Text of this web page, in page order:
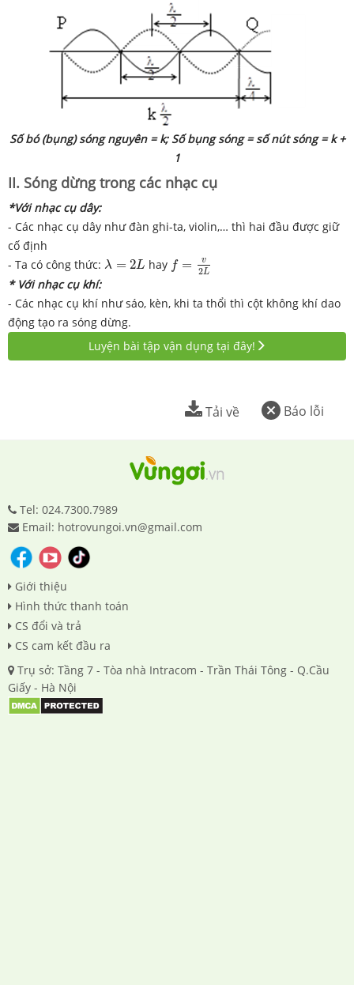
Số bó (bụng) sóng nguyên = k; Số bụng sóng = số nút sóng = k +
1
II. Sóng dừng trong các nhạc cụ
*Với nhạc cụ dây:
- Các nhạc cụ dây như đàn ghi-ta, violin,… thì hai đầu được giữ
cố định
- Ta có công thức: λ = 2L
λ L hay f = v
2L
f= L
* Với nhạc cụ khí:
- Các nhạc cụ khí như sáo, kèn, khi ta thổi thì cột không khí dao
động tạo ra sóng dừng.
Luyện bài tập vận dụng tại đây!
Báo lỗi
Tải về
Tel: 024.7300.7989
Email: hotrovungoi.vn@gmail.com
Giới thiệu
Hình thức thanh toán
CS đổi và trả
CS cam kết đầu ra
Trụ sở: Tầng 7 - Tòa nhà Intracom - Trần Thái Tông - Q.Cầu
Giấy - Hà Nội